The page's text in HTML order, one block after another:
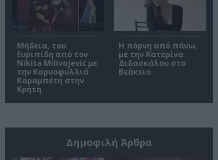
Μήδεια, του
Ευριπίδη από τον
Nikita Milivojević με
την Καρυοφυλλιά
Καραμπέτη στην
Κρήτη
Η πόρνη από πάνω,
με την Κατερίνα
Διδασκάλου στο
Βεάκειο
Δημοφιλή Άρθρα